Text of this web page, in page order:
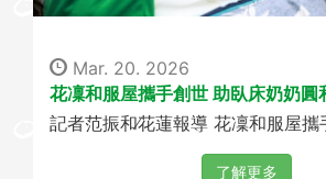
Mar. 20. 2026
花凜和服屋攜手創世 助臥床奶奶圓
記者范振和∕花蓮報導 花凜和服屋
了解更多